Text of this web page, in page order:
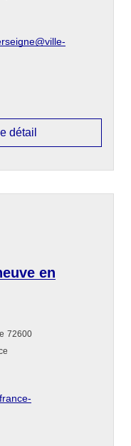
détail
en
72600